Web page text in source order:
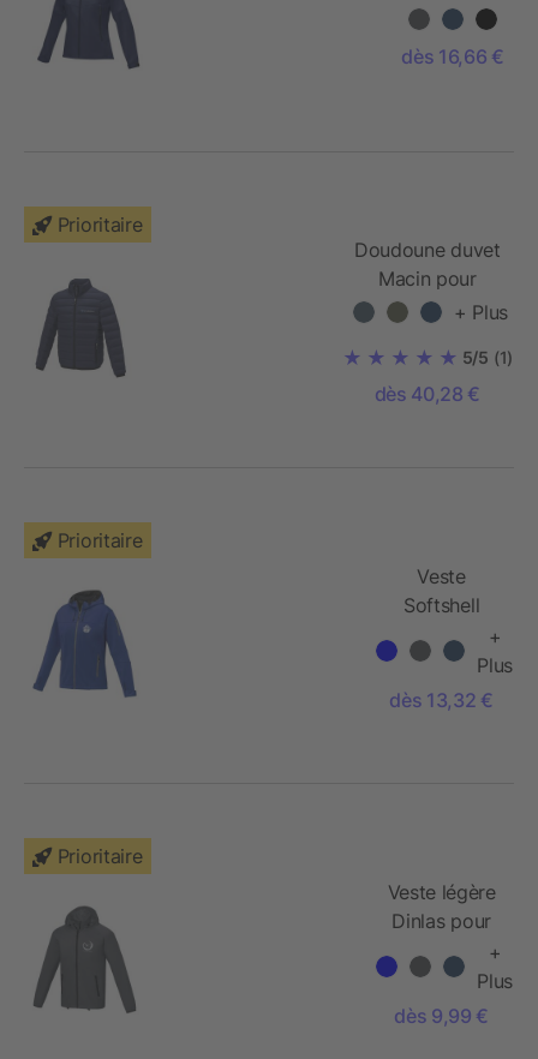
recyclée
Coltan
dès 16,66 €
Prioritaire
Doudoune duvet
Macin pour
homme+ Plus
5/5 (1)
dès 40,28 €
Prioritaire
Veste
Softshell
Match pour
femme
+
Plus
dès 13,32 €
Prioritaire
Veste légère
Dinlas pour
+
Plus
dès 9,99 €